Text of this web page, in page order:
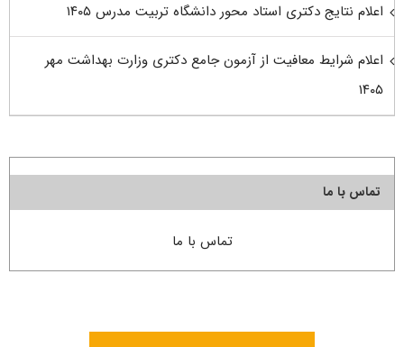
اعلام نتایج دکتری استاد محور دانشگاه تربیت مدرس ۱۴۰۵
اعلام شرایط معافیت از آزمون جامع دکتری وزارت بهداشت مهر
۱۴۰۵
تماس با ما
تماس با ما